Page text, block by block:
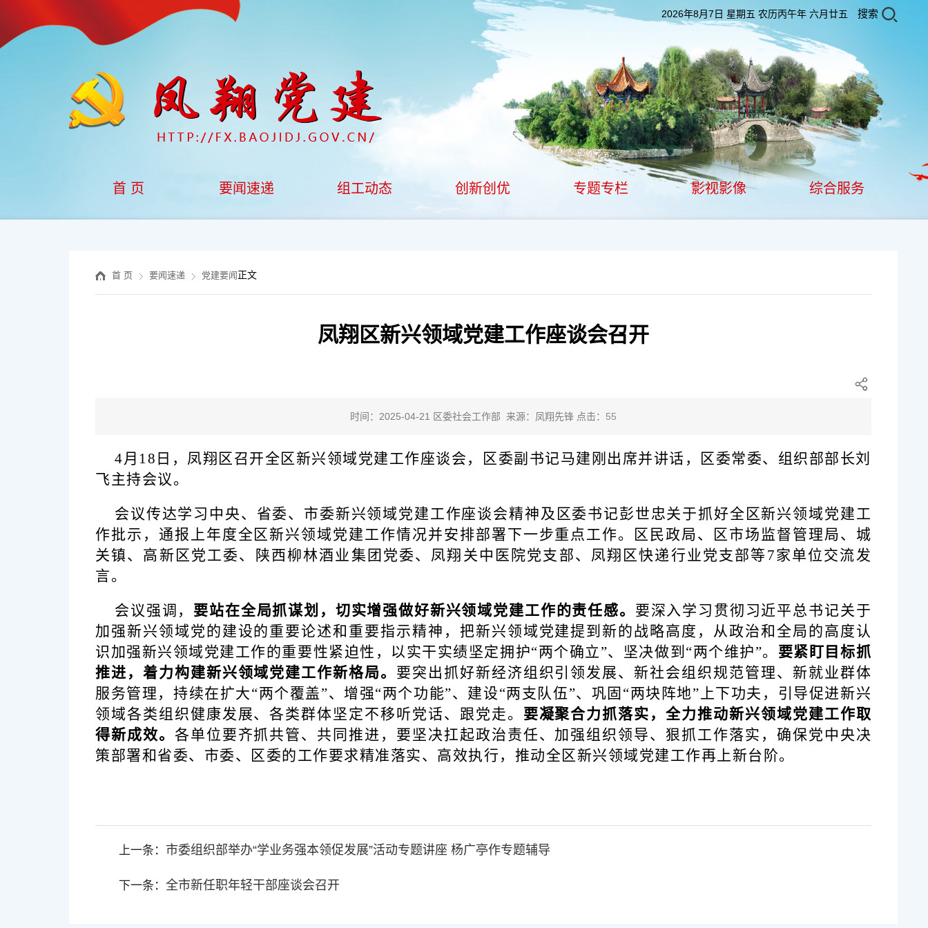
2026年8月7日 星期五 农历丙午年 六月廿五 搜索
首 页 要闻速递 组工动态 创新创优 专题专栏 影视影像 综合服务
首 页 要闻速递 党建要闻 正文
凤翔区新兴领域党建工作座谈会召开
时间：2025-04-21 区委社会工作部 来源：凤翔先锋 点击： 55
4月18日，凤翔区召开全区新兴领域党建工作座谈会，区委副书记马建刚出席并讲话，区委常委、组织部部长刘
飞主持会议。
会议传达学习中央、省委、市委新兴领域党建工作座谈会精神及 区委书记彭世忠关于抓好全区新兴领域党建工
作批示， 通报上年度全区新兴领域党建工作情况并安排部署下一步重点工作。区民政局、区市场监督管理局、城
关镇、高新区党工委、陕西柳林酒业集团党委、凤翔关中医院党支部、凤翔区快递行业党支部等 7家单位交流发
言。
会议强调， 要站在全局抓谋划，切实增强做好新兴领域党建工作的责任感。 要深入学习贯彻 习近平总书记关于
加强新兴领域党的建设的重要论述和重要指示精神，把新兴领域党建提到新的战略高度， 从政治和全局的高度认
识加强新兴领域党建工作的重要性紧迫性，以实干实绩坚定拥护“两个确立”、坚决做到“两个维护”。 要紧盯目标抓
推进，着力构建新兴领域党建工作新格局。 要突出抓好新经济组织引领发展、新社会组织规范管理、新就业群体
服务管理，持续在扩大“两个覆盖”、增强“两个功能”、建设“两支队伍”、巩固“两块阵地”上下功夫，引导促进新兴
领域各类组织健康发展、各类群体坚定不移听党话、跟党走。 要凝聚合力抓落实，全力推动新兴领域党建工作取
得新成效。 各单位要齐抓共管、共同推进，要坚决扛起政治责任、加强组织领导、狠抓工作落实， 确保党中央决
策部署和省委、市委、区委的工作要求精准落实、高效执行，推动全区新兴领域党建工作再上新台阶。
上一条： 市委组织部举办“学业务强本领促发展”活动专题讲座 杨广亭作专题辅导
下一条： 全市新任职年轻干部座谈会召开